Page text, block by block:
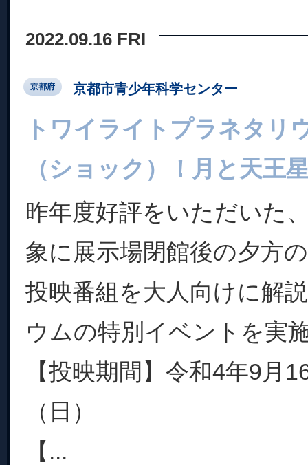
2022.09.16 FRI
京都府 京都市青少年科学センター
トワイライトプラネタリ
（ショック）！月と天王
昨年度好評をいただいた
象に展示場閉館後の夕方
投映番組を大人向けに解
ウムの特別イベントを実
【投映期間】令和4年9月
（日）
【...